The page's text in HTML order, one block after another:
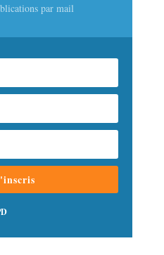
par mail